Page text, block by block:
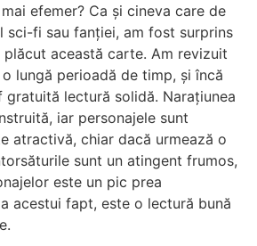
efemer? Ca și cineva care de
sci-fi sau fanției, am fost surprins
această carte. Am revizuit
lungă perioadă de timp, și încă
lectură solidă. Narațiunea
iar personajele sunt
atractivă, chiar dacă urmează o
sunt un atingent frumos,
este un pic prea
acestui fapt, este o lectură bună